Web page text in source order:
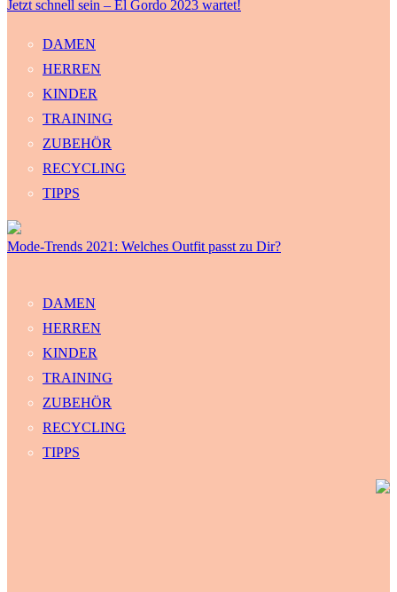
Jetzt schnell sein – El Gordo 2023 wartet!
DAMEN
HERREN
KINDER
TRAINING
ZUBEHÖR
RECYCLING
TIPPS
Mode-Trends 2021: Welches Outfit passt zu Dir?
DAMEN
HERREN
KINDER
TRAINING
ZUBEHÖR
RECYCLING
TIPPS